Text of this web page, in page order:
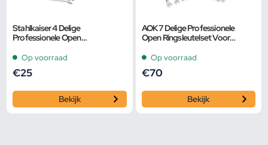
Stahlkaiser 4 Delige
Professionele Open
Remleidingen
Op voorraad
€25
Bekijk
AOK 7 Delige Professionele
Open Ringsleutelset Voor
Koppen
Op voorraad
€70
Bekijk